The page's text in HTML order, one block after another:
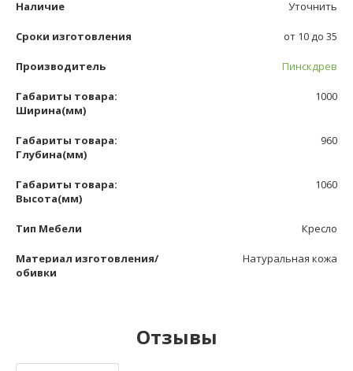
Наличие Уточнить
Сроки изготовления от 10 до 35
Производитель Пинскдрев
Габариты товара:
Ширина(мм)
1000
Габариты товара:
Глубина(мм)
960
Габариты товара:
Высота(мм)
1060
Тип Мебели Кресло
Материал изготовления/
обивки
Натуральная кожа
Отзывы